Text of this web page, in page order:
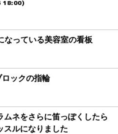
18:00)
なっている美容室の看板
ロックの指輪
ムネをさらに笛っぽくしたら
スルになりました